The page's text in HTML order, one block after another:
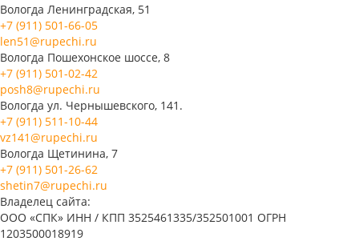
Вологда Ленинградская, 51
+7 (911) 501-66-05
len51@rupechi.ru
Вологда Пошехонское шоссе, 8
+7 (911) 501-02-42
posh8@rupechi.ru
Вологда ул. Чернышевского, 141.
+7 (911) 511-10-44
vz141@rupechi.ru
Вологда Щетинина, 7
+7 (911) 501-26-62
shetin7@rupechi.ru
Владелец сайта:
ООО «СПК» ИНН / КПП 3525461335/352501001 ОГРН
1203500018919